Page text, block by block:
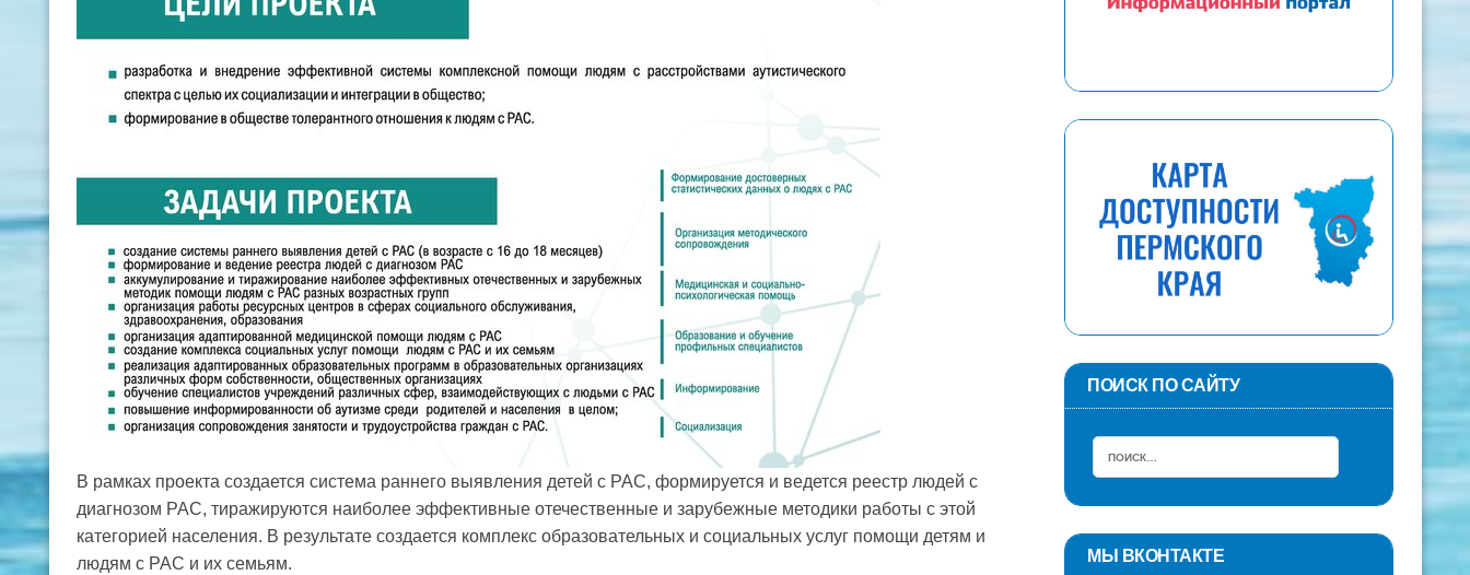
В рамках проекта создается система раннего выявления детей с РАС, формируется и ведется реестр людей с
диагнозом РАС, тиражируются наиболее эффективные отечественные и зарубежные методики работы с этой
категорией населения. В результате создается комплекс образовательных и социальных услуг помощи детям и
людям с РАС и их семьям.
ПОИСК ПО САЙТУ
МЫ ВКОНТАКТЕ